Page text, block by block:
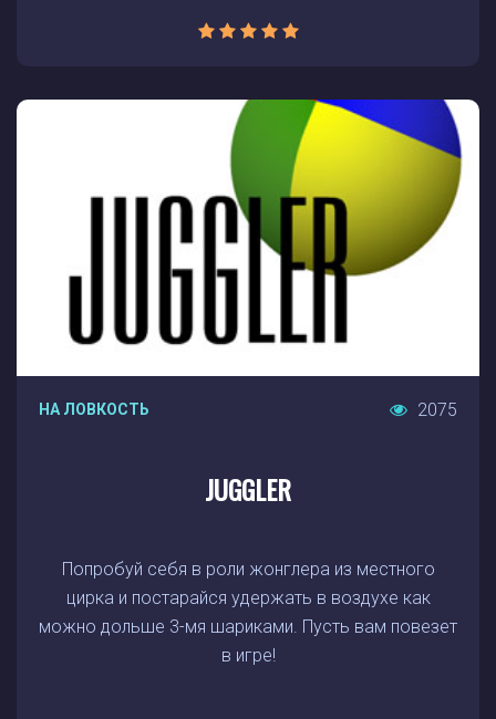
НА ЛОВКОСТЬ 2075
JUGGLER
Попробуй себя в роли жонглера из местного
цирка и постарайся удержать в воздухе как
можно дольше 3-мя шариками. Пусть вам повезет
в игре!